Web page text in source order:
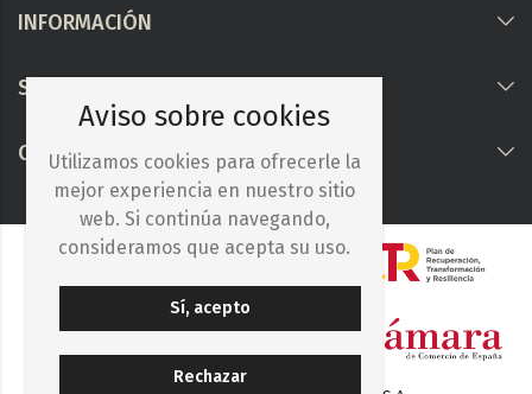
INFORMACIÓN
Síguenos
COLABORAMOS CON
Aviso sobre cookies
Utilizamos cookies para ofrecerle la
mejor experiencia en nuestro sitio
web. Si continúa navegando,
consideramos que acepta su uso.
Sí, acepto
Rechazar